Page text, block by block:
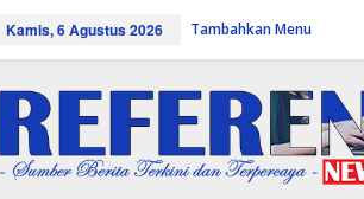
Kamis, 6 Agustus 2026 Tambahkan Menu